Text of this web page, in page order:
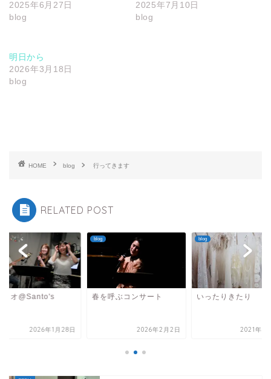
2025年6月27日
blog
2025年7月10日
blog
明日から
2026年3月18日
blog
HOME blog 行ってきます
RELATED POST
リオ@Santo's
2026年1月28日
blog
春を呼ぶコンサート
2026年2月2日
blog
いったりきたり
2021年8